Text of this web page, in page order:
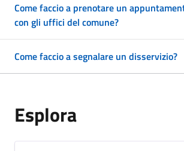
Come faccio a prenotare un
con gli uffici del comune?
Come faccio a segnalare un disservizio?
Esplora